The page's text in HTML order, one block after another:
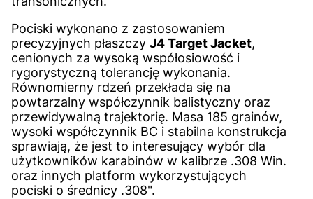
Pociski wykonano z zastosowaniem
precyzyjnych płaszczy J4 Target Jacket,
cenionych za wysoką współosiowość i
rygorystyczną tolerancję wykonania.
Równomierny rdzeń przekłada się na
powtarzalny współczynnik balistyczny oraz
przewidywalną trajektorię. Masa 185 grainów,
wysoki współczynnik BC i stabilna konstrukcja
sprawiają, że jest to interesujący wybór dla
użytkowników karabinów w kalibrze .308 Win.
oraz innych platform wykorzystujących
pociski o średnicy .308".